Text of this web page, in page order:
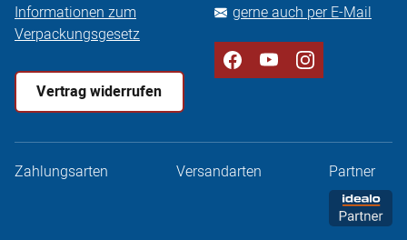
Informationen zum
Verpackungsgesetz
Vertrag widerrufen
gerne auch per E-Mail
Zahlungsarten Versandarten Partner